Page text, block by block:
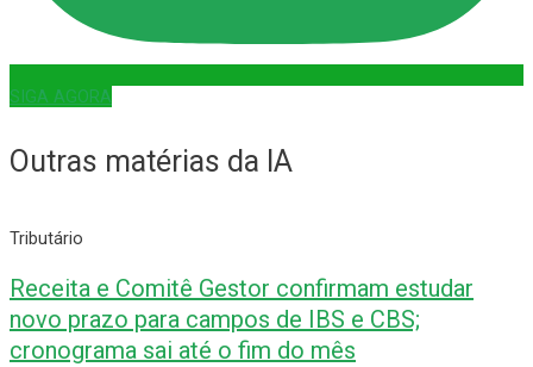
SIGA AGORA
Outras matérias da IA
Tributário
Receita e Comitê Gestor confirmam estudar
novo prazo para campos de IBS e CBS;
cronograma sai até o fim do mês